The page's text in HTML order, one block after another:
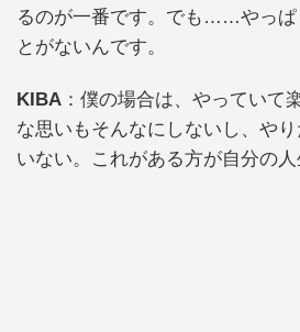
るのが一番です。でも……やっぱ
とがないんです。
KIBA ：僕の場合は、やっていて
な思いもそんなにしないし、や
いない。これがある方が自分の人